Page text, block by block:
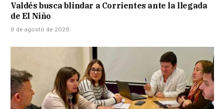
Valdés busca blindar a Corrientes ante la llegada
de El Niño
9 de agosto de 2026